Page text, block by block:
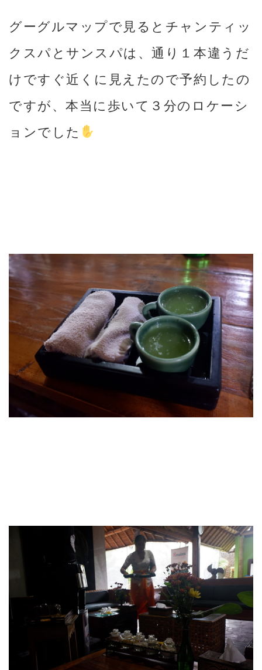
グーグルマップで見るとチャンティッ
クスパとサンスパは、通り１本違うだ
けですぐ近くに見えたので予約したの
ですが、本当に歩いて３分のロケーシ
ョンでした